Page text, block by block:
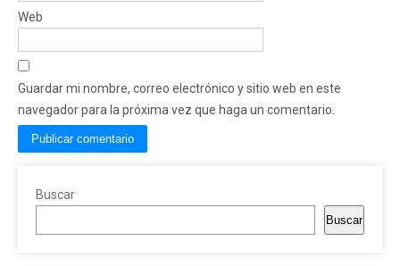
Web
Guardar mi nombre, correo electrónico y sitio web en este
navegador para la próxima vez que haga un comentario.
Buscar
Buscar